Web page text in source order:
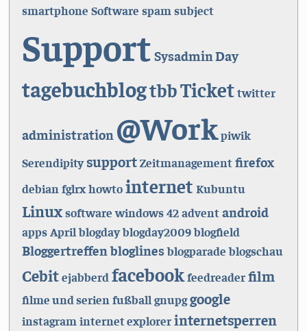
smartphone Software spam subject
Support Sysadmin Day
tagebuchblogtbbTickettwitter
administration @Workpiwik
Serendipity supportZeitmanagementfirefox
debian fglrxhowtointernet Kubuntu
Linuxsoftware windows42adventandroid
appsApril blogdayblogday2009blogfield
Bloggertreffenbloglines blogparade blogschau
Cebitejabberd facebookfeedreaderfilm
filme und serien fußball gnupggoogle
instagram internet explorerinternetsperren